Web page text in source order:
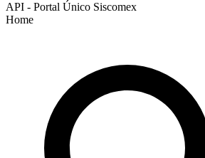
API - Portal Único Siscomex
Home